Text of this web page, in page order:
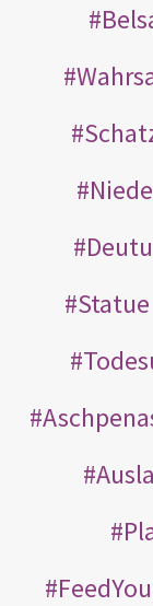
Statue